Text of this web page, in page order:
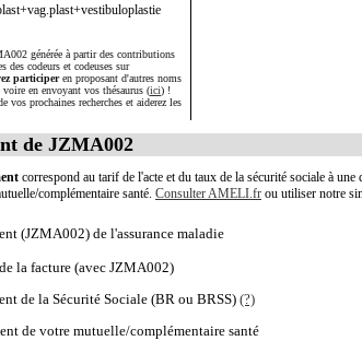
générée à partir des contributions
des codeurs et codeuses sur
participeren proposant d'autres noms
voire en envoyant vos thésaurus (ici) !
vos prochaines recherches et aiderez les
de JZMA002
correspond au tarif de l'acte et du taux de la sécurité sociale à
complémentaire santé. Consulter AMELI.fr ou utiliser notre
(JZMA002) de l'assurance maladie
la facture (avec JZMA002)
de la Sécurité Sociale (BR ou BRSS) (?)
de votre mutuelle/complémentaire santé